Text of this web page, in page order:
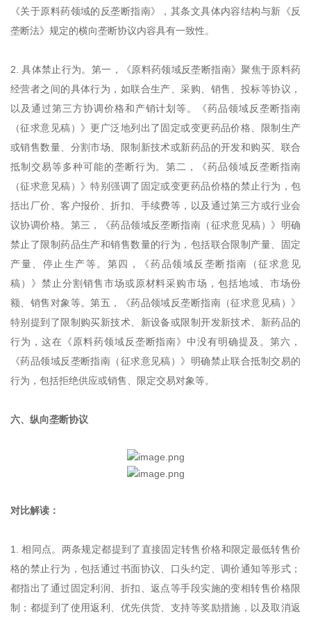
《关于原料药领域的反垄断指南》，其条文具体内容结构与新《反
垄断法》规定的横向垄断协议内容具有一致性。
2. 具体禁止行为。第一，《原料药领域反垄断指南》聚焦于原料药
经营者之间的具体行为，如联合生产、采购、销售、投标等协议，
以及通过第三方协调价格和产销计划等。《药品领域反垄断指南
（征求意见稿）》更广泛地列出了固定或变更药品价格、限制生产
或销售数量、分割市场、限制新技术或新药品的开发和购买、联合
抵制交易等多种可能的垄断行为。第二，《药品领域反垄断指南
（征求意见稿）》特别强调了固定或变更药品价格的禁止行为，包
括出厂价、客户报价、折扣、手续费等，以及通过第三方或行业会
议协调价格。第三，《药品领域反垄断指南（征求意见稿）》明确
禁止了限制药品生产和销售数量的行为，包括联合限制产量、固定
产量、停止生产等。第四，《药品领域反垄断指南（征求意见
稿）》禁止分割销售市场或原材料采购市场，包括地域、市场份
额、销售对象等。第五，《药品领域反垄断指南（征求意见稿）》
特别提到了限制购买新技术、新设备或限制开发新技术、新药品的
行为，这在《原料药领域反垄断指南》中没有明确提及。第六，
《药品领域反垄断指南（征求意见稿）》明确禁止联合抵制交易的
行为，包括拒绝供应或销售、限定交易对象等。
六、纵向垄断协议
对比解读：
1. 相同点。两条规定都提到了直接固定转售价格和限定最低转售价
格的禁止行为，包括通过书面协议、口头约定、调价通知等形式；
都指出了通过固定利润、折扣、返点等手段实施的变相转售价格限
制；都提到了使用返利、优先供货、支持等奖励措施，以及取消返